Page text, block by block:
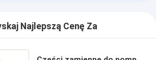
Najlepszą Cenę Za